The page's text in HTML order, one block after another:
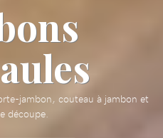
jambon, couteau à jambon et
découpe.